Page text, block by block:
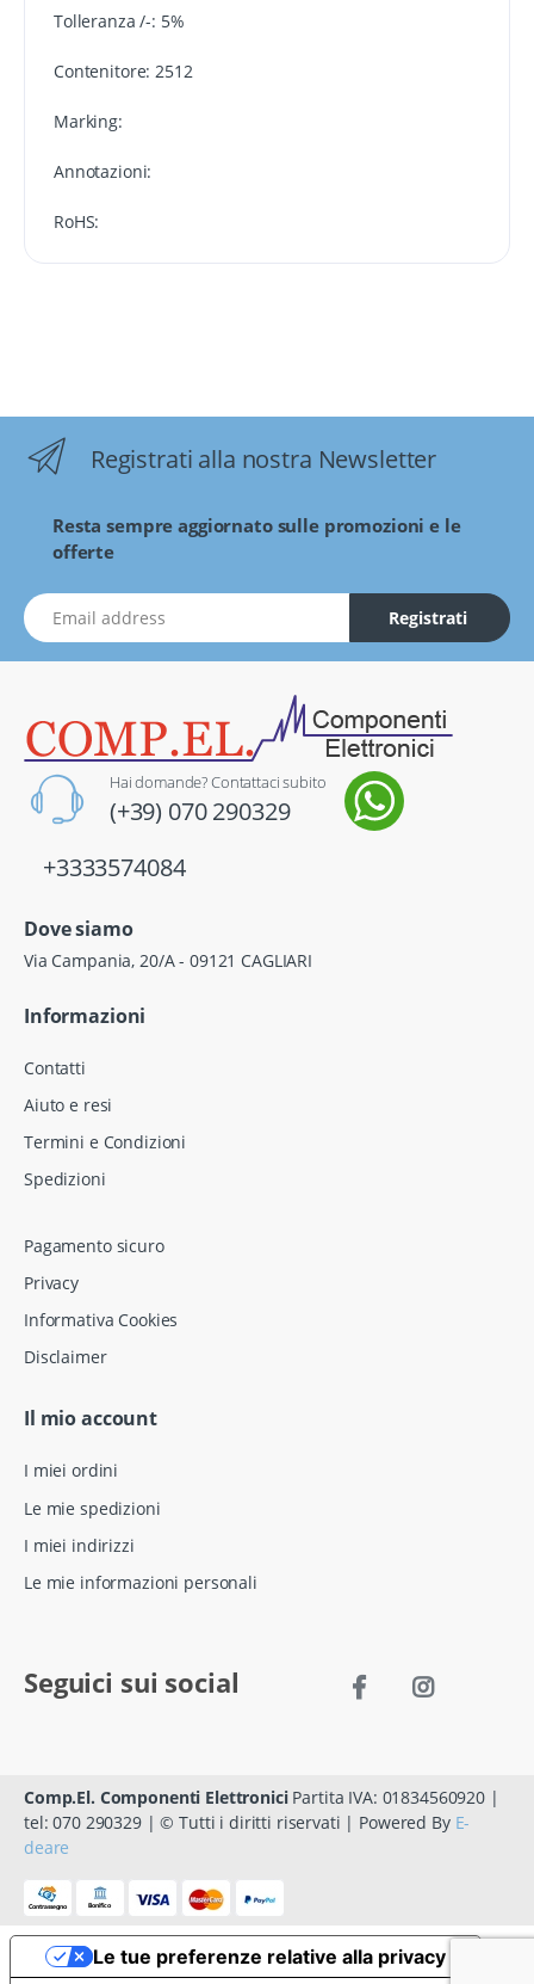
Tolleranza /-: 5%
Contenitore: 2512
Marking:
Annotazioni:
RoHS:
Registrati alla nostra Newsletter
Resta sempre aggiornato sulle promozioni e le
offerte
indirizzo Email Registrati
Hai domande? Contattaci subito
(+39) 070 290329
+3333574084
Dove siamo
Via Campania, 20/A - 09121 CAGLIARI
Informazioni
Contatti
Aiuto e resi
Termini e Condizioni
Spedizioni
Pagamento sicuro
Privacy
Informativa Cookies
Disclaimer
Il mio account
I miei ordini
Le mie spedizioni
I miei indirizzi
Le mie informazioni personali
Seguici sui social
Comp.El. Componenti ElettroniciPartita IVA: 01834560920 |
tel: 070 290329 | © Tutti i diritti riservati | Powered By E-
deare
Le tue preferenze relative alla privacy